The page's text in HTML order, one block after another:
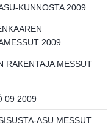
KUNNOSTA 2009
2009
RAKENTAJA MESSUT
09 2009
ASU MESSUT